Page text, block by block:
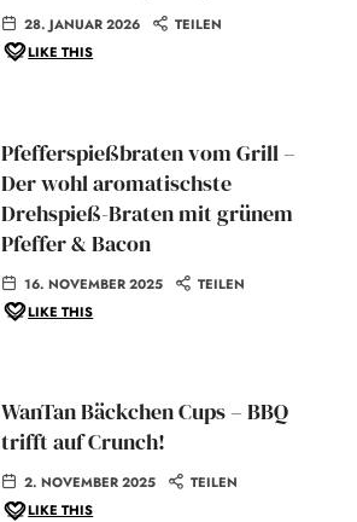
28. JANUAR 2026
TEILEN
LIKE THIS
Pfefferspießbraten vom Grill –
Der wohl aromatischste
Drehspieß-Braten mit grünem
Pfeffer & Bacon
16. NOVEMBER 2025
TEILEN
LIKE THIS
WanTan Bäckchen Cups – BBQ
trifft auf Crunch!
2. NOVEMBER 2025
TEILEN
LIKE THIS